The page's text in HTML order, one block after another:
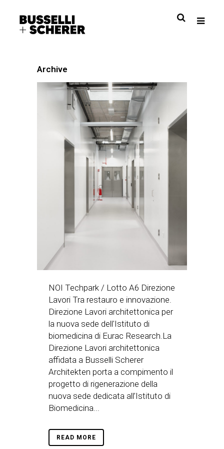
Archive
NOI Techpark / Lotto A6 Direzione
Lavori Tra restauro e innovazione.
Direzione Lavori architettonica per
la nuova sede dell'Istituto di
biomedicina di Eurac Research.La
Direzione Lavori architettonica
affidata a Busselli Scherer
Architekten porta a compimento il
progetto di rigenerazione della
nuova sede dedicata all’Istituto di
Biomedicina...
READ MORE